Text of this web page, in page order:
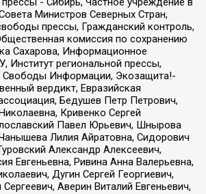
Министров Северных Стран,
прессы, Гражданский контроль,
комиссия по сохранению
Сахарова, Информационное
Институт региональной прессы,
Свободы Информации, Экозащита!-
вердикт, Евразийская
Бедушев Петр Петрович,
Кривенко Сергей
Павел Юрьевич, Шнырова
Лилия Айратовна, Сидорович
Александр Алексеевич,
Евгеньевна, Ривина Анна Валерьевна,
Дугин Сергей Георгиевич,
Аверин Виталий Евгеньевич,